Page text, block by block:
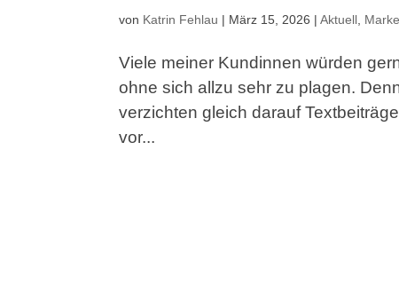
von Katrin Fehlau | März 15, 2026 |Aktuell
Viele meiner Kundinnen würden
ohne sich allzu sehr zu plagen.
verzichten gleich darauf
vor...